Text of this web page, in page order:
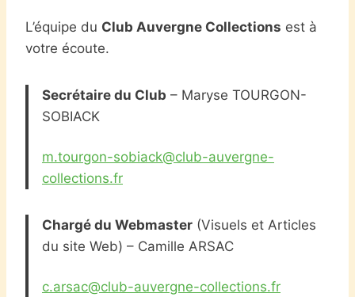
L’équipe du Club Auvergne Collections est à
votre écoute.
Secrétaire du Club – Maryse TOURGON-
SOBIACK
m.tourgon-sobiack@club-auvergne-
collections.fr
Chargé du Webmaster (Visuels et Articles
du site Web) – Camille ARSAC
c.arsac@club-auvergne-collections.fr